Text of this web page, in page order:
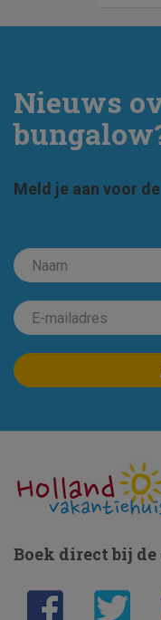
Nieuws
Meld je aan voor
Boek direct bij de